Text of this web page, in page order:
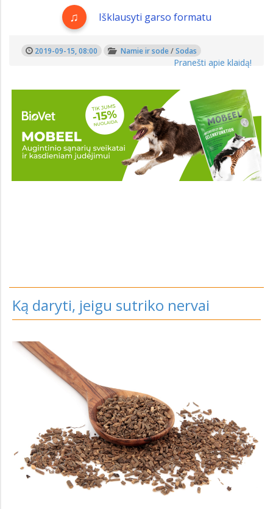
Išklausyti garso formatu
2019-09-15, 08:00 Namie ir sode/Sodas
Pranešti apie klaidą!
Ką daryti, jeigu sutriko nervai